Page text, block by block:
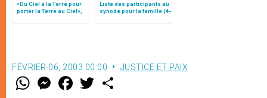
«Du Ciel à la Terre pour
porter la Terre au Ciel»,
Liste des participants au
synode pour la famille (4-
25 octobre)
FÉVRIER 06, 2003 00:00 JUSTICE ET PAIX
W M
e
F
a w